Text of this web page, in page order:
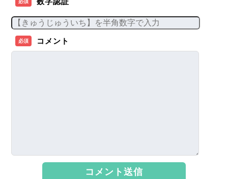
必須
必須 コメント